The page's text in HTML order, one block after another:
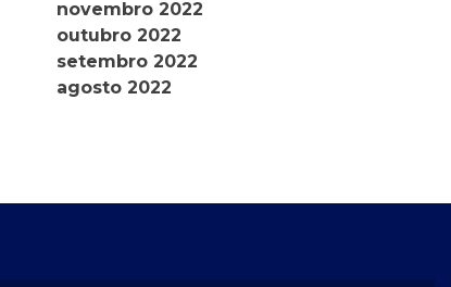
novembro 2022
outubro 2022
setembro 2022
agosto 2022